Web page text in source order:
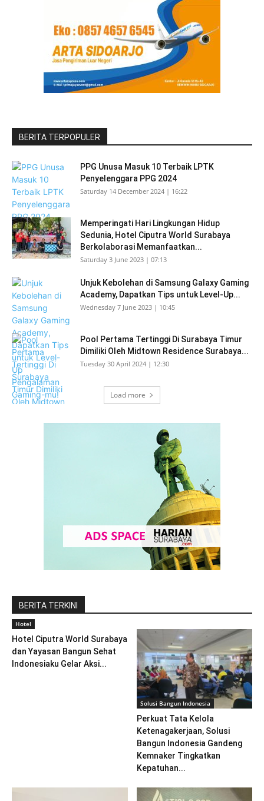
BERITA TERPOPULER
PPG Unusa Masuk 10 Terbaik LPTK
Penyelenggara PPG 2024
Saturday 14 December 2024 | 16:22
Memperingati Hari Lingkungan Hidup
Sedunia, Hotel Ciputra World Surabaya
Berkolaborasi Memanfaatkan...
Saturday 3 June 2023 | 07:13
Unjuk Kebolehan di Samsung Galaxy Gaming
Academy, Dapatkan Tips untuk Level-Up...
Wednesday 7 June 2023 | 10:45
Pool Pertama Tertinggi Di Surabaya Timur
Dimiliki Oleh Midtown Residence Surabaya...
Tuesday 30 April 2024 | 12:30
Load more
BERITA TERKINI
Hotel
Hotel Ciputra World Surabaya
dan Yayasan Bangun Sehat
Indonesiaku Gelar Aksi...
Solusi Bangun Indonesia
Perkuat Tata Kelola
Ketenagakerjaan, Solusi
Bangun Indonesia Gandeng
Kemnaker Tingkatkan
Kepatuhan...